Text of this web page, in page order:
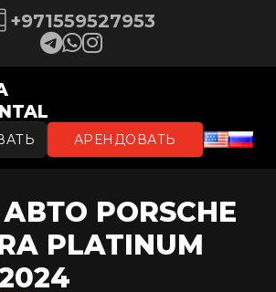
+971559527953
АРЕНДОВАТЬ
PORSCHE
PLATINUM